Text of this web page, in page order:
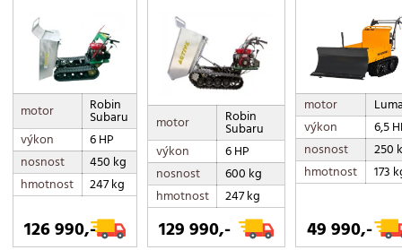
motor Robin
Subaru
výkon
6 HP
nosnost
450 kg
hmotnost
247 kg
126 990,-
motor Robin
Subaru
výkon
6 HP
nosnost
600 kg
hmotnost
247 kg
129 990,-
motor
výkon
6,5
nosnost
250
hmotnost
173
49 990,-